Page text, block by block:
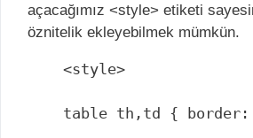
açacağımız <style> etiketi
öznitelik ekleyebilmek mümkün.
<style>
table th,td { border: